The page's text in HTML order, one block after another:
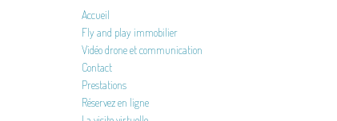
Accueil
Fly and play immobilier
Vidéo drone et communication
Contact
Prestations
Réservez en ligne